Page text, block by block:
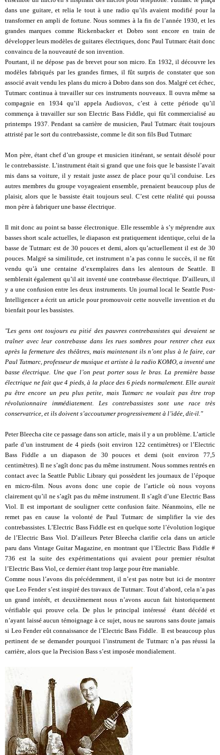
dans une guitare, et relia le tout à une radio qu’ils avaient modifié pour la
transformer en ampli de fortune. Nous sommes à la fin de l’année 1930, et les
grandes marques comme Rickenbacker et Dobro sont encore en train de
développer leurs modèles de guitares électriques, donc Paul Tutmarc était donc
convaincu de la nouveauté de son invention.
Pourtant, il ne dépose pas de brevet pour son micro. En 1932, il découvre les
modèles fabriqués par les grandes firmes, il fût surpris de constater que son
associé avait vendu les plans du micro à Dobro dans son dos. Malgré cet échec,
Tutmarc continua à travailler sur ces instruments nouveaux. Il ouvra même sa
compagnie en 1934 qu’il appela Audiovox, c’est à cette période qu’il
commença à travailler sur son Electric Bass Fiddle, qui fût commercialisé au
printemps 1937. Pendant sa carrière de musicien, Paul Tutmarc était toujours
attristé par le sort du contrebassiste, comme le dit son fils Bud Tutmarc
Mon père, étant chef d’un groupe et musicien itinérant, se sentait désolé pour
le contrebassiste. L’instrument était si grand que une fois que le bassiste l’avait
mis dans sa voiture, il y restait juste assez de place pour qu’il conduise. Les
autres membres du groupe voyageaient ensemble, prenaient beaucoup plus de
plaisir, alors que le bassiste était toujours seul. C’est cette réalité qui poussa
mon père à fabriquer une basse électrique.
Il mit donc au point sa basse électronique. Elle ressemble à s’y méprendre aux
basses short scale actuelles, le diapason est pratiquement identique, celui de la
basse de Tutmarc est de 30 pouces et demi, alors qu’actuellement il est de 30
pouces. Malgré sa similitude, cet instrument n’a pas connu le succès, il ne fût
vendu qu’à une centaine d’exemplaires dans les alentours de Seattle. Il
semblerait également qu’il ait inventé une contrebasse électrique. D’ailleurs, il
y a une confusion entre les deux instruments. Un journal local le Seattle Post-
Intelligencer a écrit un article pour promouvoir cette nouvelle invention et du
bienfait pour les bassistes.
"Les gens ont toujours eu pitié des pauvres contrebassistes qui devaient se
traîner avec leur contrebasse dans les rues sombres pour rentrer chez eux
après la fermeture des théâtres, mais maintenant ils n’ont plus à le faire, car
Paul Tutmarc, professeur de musique et artiste à la radio KOMO, a inventé une
basse électrique. Une que l’on peut porter sous le bras. La première basse
électrique ne fait que 4 pieds, à la place des 6 pieds normalement. Elle aurait
pu être encore un peu plus petite, mais Tutmarc ne voulait pas être trop
révolutionnaire immédiatement. Les contrebassistes sont une race très
conservatrice, et ils doivent s’accoutumer progressivement à l’idée, dit-il."
Peter Bleecha cite ce passage dans son article, mais il y a un problème. L’article
parle d’un instrument de 4 pieds (soit environ 122 centimètres) or l’Electric
Bass Fiddle a un diapason de 30 pouces et demi (soit environ 77,5
centimètres). Il ne s’agît donc pas du même instrument. Nous sommes rentrés en
contact avec la Seattle Public Library qui possèdent les journaux de l’époque
en micro-film. Nous avons donc une copie de l’article où nous voyons
clairement qu’il ne s’agît pas du même instrument. Il s’agît d’une Electric Bass
Viol. Il est important de souligner cette confusion faite. Néanmoins, elle ne
remet pas en cause la volonté de Paul Tutmarc de simplifier la vie des
contrebassistes. L’Electric Bass Fiddle est en quelque sorte l’évolution logique
de l’Electric Bass Viol. D’ailleurs Peter Bleecha clarifie cela dans un article
paru dans Vintage Guitar Magazine, en montrant que l’Electric Bass Fiddle #
736 est la suite des expérimentations qui avaient pour premier résultat
l’Electric Bass Viol, ce dernier étant trop large pour être maniable.
Comme nous l’avons dis précédemment, il n’est pas notre but ici de montrer
que Leo Fender s’est inspiré des travaux de Tutmarc. Tout d’abord, cela n’a pas
un grand intérêt, et deuxièmement nous n’avons aucun fait historiquement
vérifiable qui prouve cela. De plus le principal intéressé étant décédé et
n’ayant laissé aucun témoignage à ce sujet, nous ne saurons sans doute jamais
si Leo Fender eût connaissance de l’Electric Bass Fiddle. Il est beaucoup plus
pertinent de se demander pourquoi l’instrument de Tutmarc n’a pas réussi la
carrière, alors que la Precision Bass s’est imposée mondialement.